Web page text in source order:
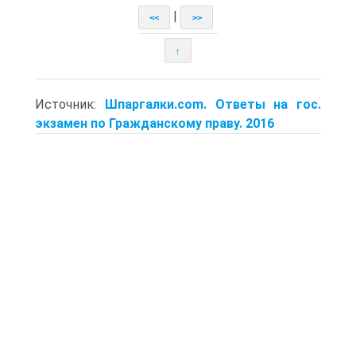
<< >>
↑
Источник: Шпаргалки.com. Ответы на гос.
экзамен по Гражданскому праву. 2016